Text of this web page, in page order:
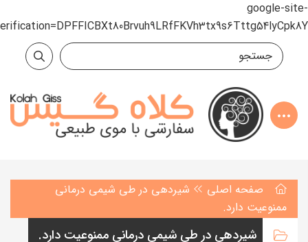
google-site-
صفحه اصلی
شیردهی در طی شیمی درمانی
ممنوعیت دارد.
شیردهی در طی شیمی درمانی ممنوعیت دارد.